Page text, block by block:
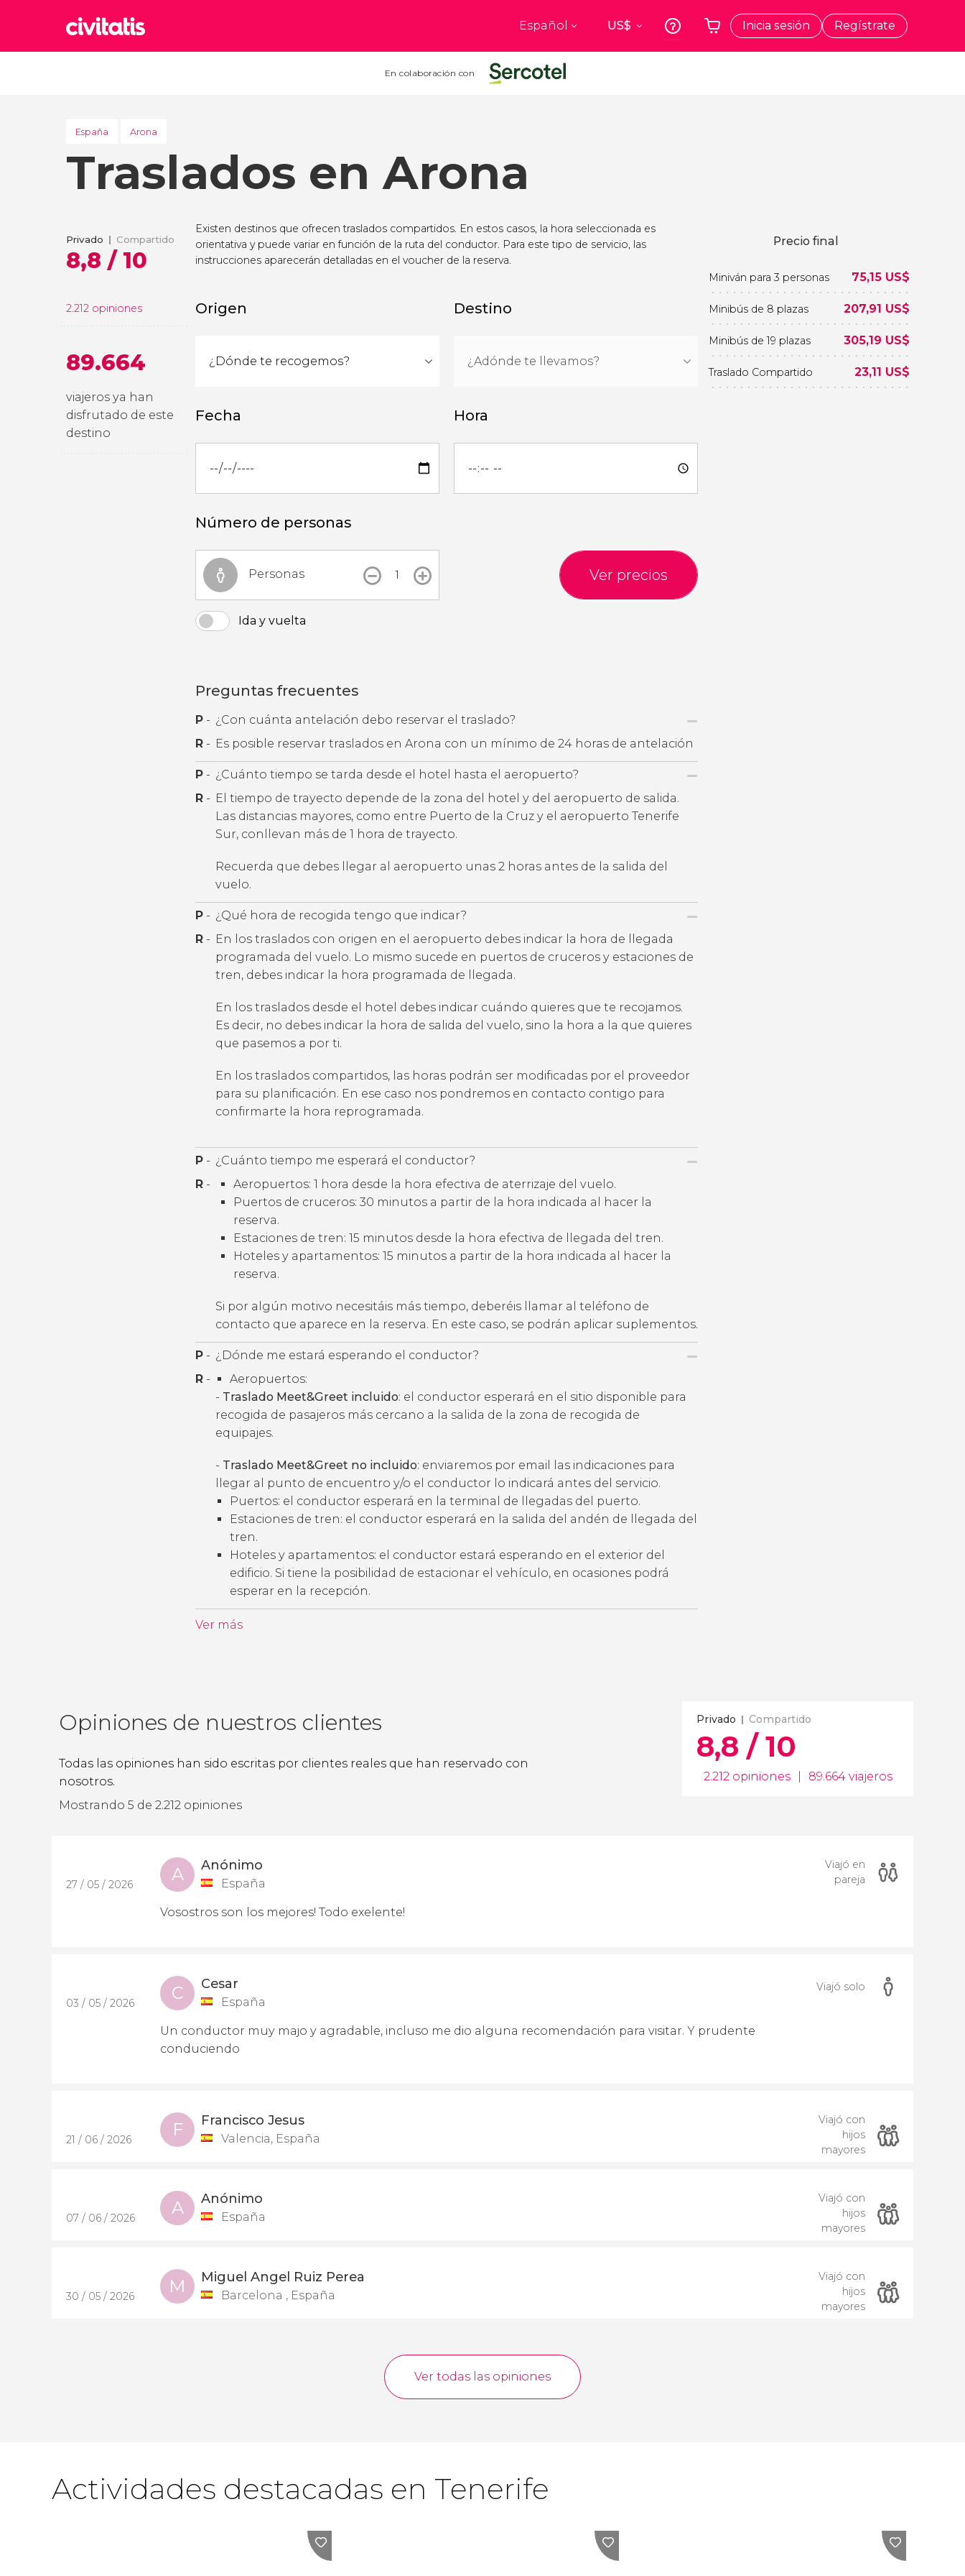
Top destinos
París
Reino Unido España
Marrakech Ámsterdam
Estambul
Turquía
Praga
República Checa
Oporto
Portugal
Bruselas
Español Inicia sesión Regístrate
En colaboración con
España Arona
Traslados en Arona
Privado Compartido
8,8 / 10
2.212 opiniones
89.664
viajeros ya han
disfrutado de este
destino
Existen destinos que ofrecen traslados compartidos. En estos casos, la hora seleccionada es
orientativa y puede variar en función de la ruta del conductor. Para este tipo de servicio, las
instrucciones aparecerán detalladas en el voucher de la reserva.
Origen Destino
Fecha Hora
Número de personas
Personas Ver precios
Ida y vuelta
Preguntas frecuentes
P - ¿Con cuánta antelación debo reservar el traslado?
R - Es posible reservar traslados en Arona con un mínimo de 24 horas de antelación
P - ¿Cuánto tiempo se tarda desde el hotel hasta el aeropuerto?
R - El tiempo de trayecto depende de la zona del hotel y del aeropuerto de salida.
Las distancias mayores, como entre Puerto de la Cruz y el aeropuerto Tenerife
Sur, conllevan más de 1 hora de trayecto.
Recuerda que debes llegar al aeropuerto unas 2 horas antes de la salida del
vuelo.
P - ¿Qué hora de recogida tengo que indicar?
R - En los traslados con origen en el aeropuerto debes indicar la hora de llegada
programada del vuelo. Lo mismo sucede en puertos de cruceros y estaciones de
tren, debes indicar la hora programada de llegada.
En los traslados desde el hotel debes indicar cuándo quieres que te recojamos.
Es decir, no debes indicar la hora de salida del vuelo, sino la hora a la que quieres
que pasemos a por ti.
En los traslados compartidos, las horas podrán ser modificadas por el proveedor
para su planificación. En ese caso nos pondremos en contacto contigo para
confirmarte la hora reprogramada.
P - ¿Cuánto tiempo me esperará el conductor?
R -
Aeropuertos: 1 hora desde la hora efectiva de aterrizaje del vuelo.
Puertos de cruceros: 30 minutos a partir de la hora indicada al hacer la
reserva.
Estaciones de tren: 15 minutos desde la hora efectiva de llegada del tren.
Hoteles y apartamentos: 15 minutos a partir de la hora indicada al hacer la
reserva.
Si por algún motivo necesitáis más tiempo, deberéis llamar al teléfono de
contacto que aparece en la reserva. En este caso, se podrán aplicar suplementos.
P - ¿Dónde me estará esperando el conductor?
R -
Aeropuertos:
- Traslado Meet&Greet incluido: el conductor esperará en el sitio disponible para
recogida de pasajeros más cercano a la salida de la zona de recogida de
equipajes.
- Traslado Meet&Greet no incluido: enviaremos por email las indicaciones para
llegar al punto de encuentro y/o el conductor lo indicará antes del servicio.
Puertos: el conductor esperará en la terminal de llegadas del puerto.
Estaciones de tren: el conductor esperará en la salida del andén de llegada del
tren.
Hoteles y apartamentos: el conductor estará esperando en el exterior del
edificio. Si tiene la posibilidad de estacionar el vehículo, en ocasiones podrá
esperar en la recepción.
Ver más
Precio final
Miniván para 3 personas 75,15 US$
Minibús de 8 plazas 207,91 US$
Minibús de 19 plazas 305,19 US$
Traslado Compartido 23,11 US$
Opiniones de nuestros clientes
Todas las opiniones han sido escritas por clientes reales que han reservado con
nosotros.
Privado Compartido
8,8 / 10
2.212 opiniones 89.664 viajeros
Mostrando 5 de 2.212 opiniones
27 / 05 / 2026 A Anónimo
España
Vosostros son los mejores! Todo exelente!
Viajó en
pareja
03 / 05 / 2026 C Cesar
España
Un conductor muy majo y agradable, incluso me dio alguna recomendación para visitar. Y prudente
conduciendo
Viajó solo
21 / 06 / 2026 F Francisco Jesus
Valencia, España
Viajó con
hijos
mayores
07 / 06 / 2026 A Anónimo
España
Viajó con
hijos
mayores
30 / 05 / 2026 M Miguel Angel Ruiz Perea
Barcelona , España
Viajó con
hijos
mayores
Ver todas las opiniones
Actividades destacadas en Tenerife